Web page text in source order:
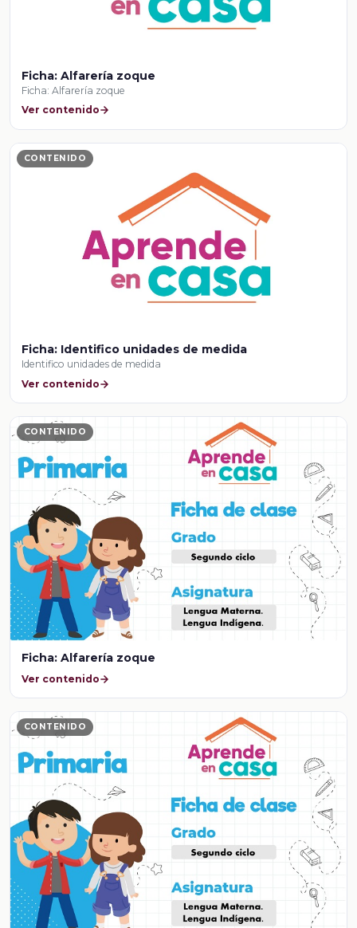
Ficha: Alfarería zoque
Ficha: Alfarería zoque
Ver contenido
CONTENIDO
Ficha: Identifico unidades de medida
Identifico unidades de medida
Ver contenido
CONTENIDO
Ficha: Alfarería zoque
Ver contenido
CONTENIDO